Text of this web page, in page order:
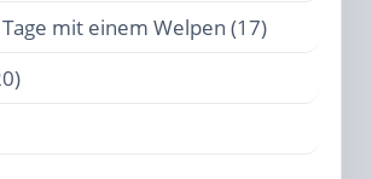
mit einem Welpen (17)